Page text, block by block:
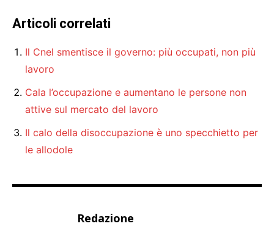
Articoli correlati
Il Cnel smentisce il governo: più occupati, non più
lavoro
Cala l’occupazione e aumentano le persone non
attive sul mercato del lavoro
Il calo della disoccupazione è uno specchietto per
le allodole
Redazione